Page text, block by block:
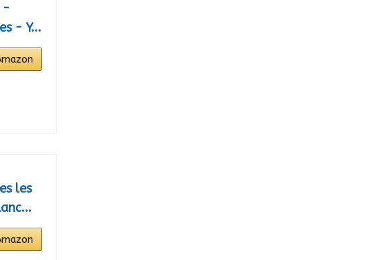
-
- Y...
les